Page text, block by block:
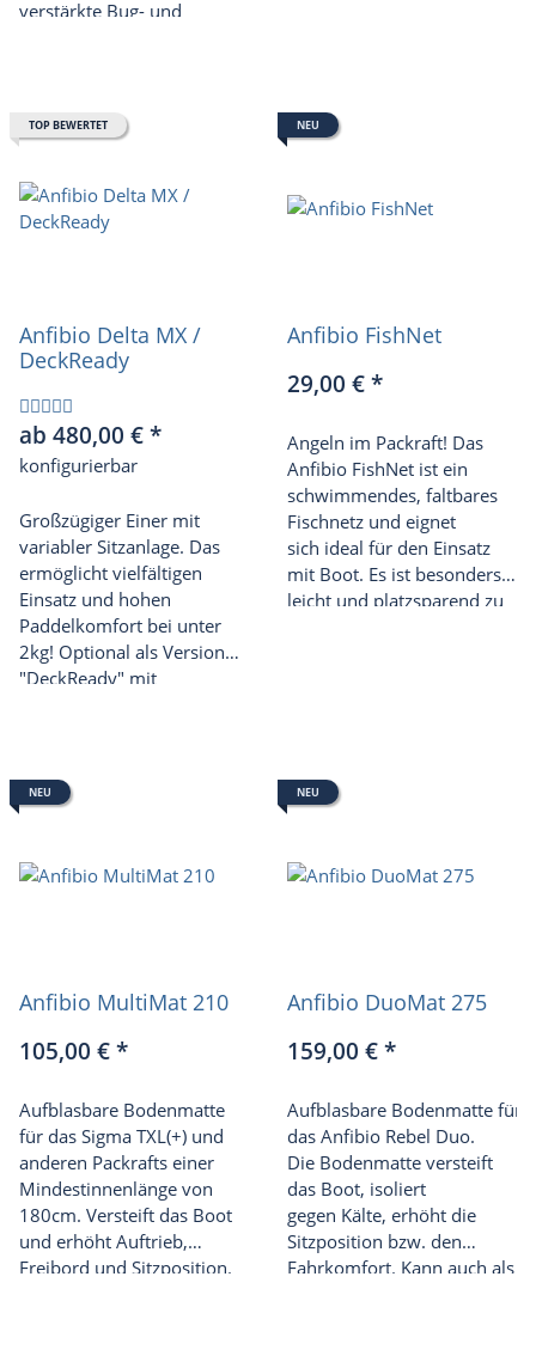
verstärkte Bug- und
Spritzdecke erhältlich.
Ausrüstung.
TOP BEWERTET
Anfibio Delta MX /
DeckReady
ab 480,00 €*
konfigurierbar
Großzügiger Einer mit
variabler Sitzanlage. Das
ermöglicht vielfältigen
Einsatz und hohen
Paddelkomfort bei unter
2kg! Optional als Version
"DeckReady" mit
NEU
Anfibio FishNet
29,00 €*
Angeln im Packraft! Das
Anfibio FishNet ist ein
schwimmendes, faltbares
Fischnetz und eignet
sich ideal für den Einsatz
mit Boot. Es ist besonders
leicht und platzsparend zu
NEU
Anfibio MultiMat 210
105,00 €*
Aufblasbare Bodenmatte
für das Sigma TXL(+) und
anderen Packrafts einer
Mindestinnenlänge von
180cm. Versteift das Boot
und erhöht Auftrieb,
Freibord und Sitzposition.
NEU
Anfibio DuoMat 275
159,00 €*
Aufblasbare Bodenmatte für
das Anfibio Rebel Duo.
Die Bodenmatte versteift
das Boot, isoliert
gegen Kälte, erhöht die
Sitzposition bzw. den
Fahrkomfort. Kann auch als